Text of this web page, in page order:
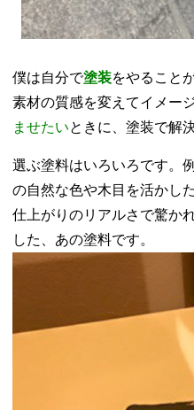
僕は自分で塗装をやること
素材の質感を変えてイメー
ませたいときに、塗装で解
選ぶ塗料はいろいろです。
の自然な色や木目を活かし
仕上がりのリアルさで驚か
した、あの塗料です。